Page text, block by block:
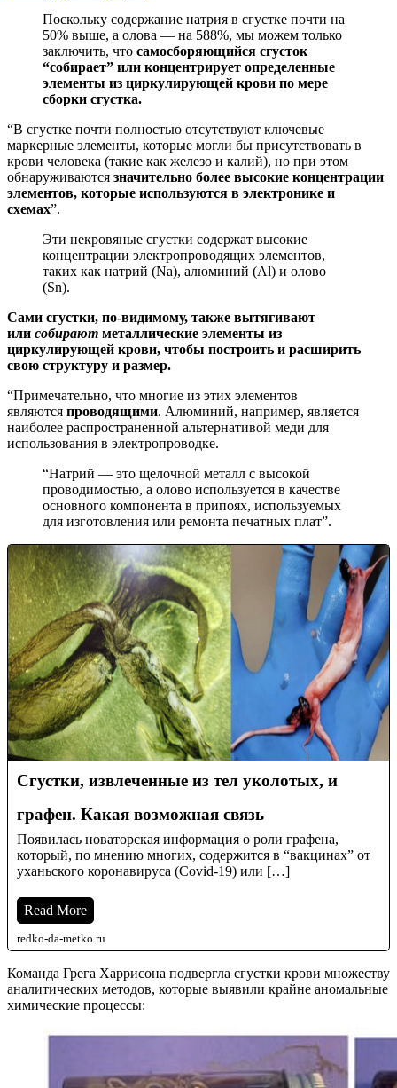
Поскольку содержание натрия в сгустке почти на
50% выше, а олова — на 588%, мы можем только
заключить, что самосборяющийся сгусток
“собирает” или концентрирует определенные
элементы из циркулирующей крови по мере
сборки сгустка.
“В сгустке почти полностью отсутствуют ключевые
маркерные элементы, которые могли бы присутствовать в
крови человека (такие как железо и калий), но при этом
обнаруживаются значительно более высокие концентрации
элементов, которые используются в электронике и
схемах”.
Эти некровяные сгустки содержат высокие
концентрации электропроводящих элементов,
таких как натрий (Na), алюминий (Al) и олово
(Sn).
Сами сгустки, по-видимому, также вытягивают
или собирают металлические элементы из
циркулирующей крови, чтобы построить и расширить
свою структуру и размер.
“Примечательно, что многие из этих элементов
являются проводящими. Алюминий, например, является
наиболее распространенной альтернативой меди для
использования в электропроводке.
“Натрий — это щелочной металл с высокой
проводимостью, а олово используется в качестве
основного компонента в припоях, используемых
для изготовления или ремонта печатных плат”.
Сгустки, извлеченные из тел уколотых, и
графен. Какая возможная связь
Появилась новаторская информация о роли графена,
который, по мнению многих, содержится в “вакцинах” от
уханьского коронавируса (Covid-19) или […]
Read More
redko-da-metko.ru
Команда Грега Харрисона подвергла сгустки крови множеству
аналитических методов, которые выявили крайне аномальные
химические процессы: